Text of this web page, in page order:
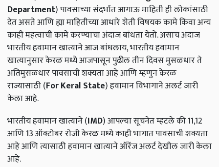
Department) पावसाच्या संदर्भात आगाऊ माहिती ही लोकांसाठी
देत असते आणि ह्या माहितीच्या आधारे शेती विषयक कामे किंवा अन्य
काही महत्वाची कामे करण्याचा अंदाज बांधता येतो. असाच अंदाज
भारतीय हवामान खात्याने आज बांधलाय, भारतीय हवामान
खात्यानुसार केरळ मध्ये आजपासून पुढील तीन दिवस मुसळधार ते
अतिमुसळधार पावसाची शक्यता आहे आणि म्हणुन केरळ
राज्यासाठी (For Keral State) हवामान विभागाने अलर्ट जारी
केला आहे.
भारतीय हवामान खात्याने (IMD) आपल्या सूचनेत म्हटले की 11,12
आणि 13 ऑक्टोबर रोजी केरळ मध्ये काही भागात पावसाची शक्यता
आहे आणि त्यासाठी हवामान खात्याने ऑरेंज अलर्ट देखील जारी केला
आहे.